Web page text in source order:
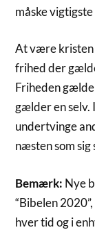
måske
At være kristen
frihed der
Friheden
gælder en selv.
undertvinge
næsten som sig
Bemærk: Nye
“Bibelen
hver tid og i